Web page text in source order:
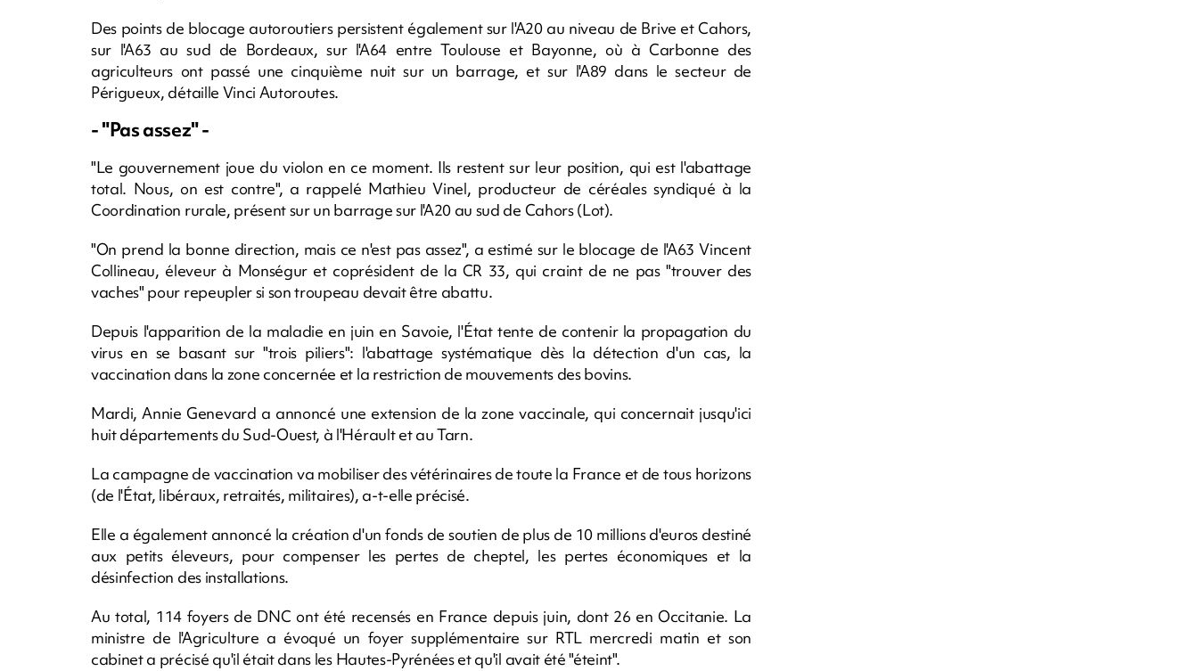
Des points de blocage autoroutiers persistent également sur l'A20 au niveau de Brive et Cahors,
sur l'A63 au sud de Bordeaux, sur l'A64 entre Toulouse et Bayonne, où à Carbonne des
agriculteurs ont passé une cinquième nuit sur un barrage, et sur l'A89 dans le secteur de
Périgueux, détaille Vinci Autoroutes.
- "Pas assez" -
"Le gouvernement joue du violon en ce moment. Ils restent sur leur position, qui est l'abattage
total. Nous, on est contre", a rappelé Mathieu Vinel, producteur de céréales syndiqué à la
Coordination rurale, présent sur un barrage sur l'A20 au sud de Cahors (Lot).
"On prend la bonne direction, mais ce n'est pas assez", a estimé sur le blocage de l'A63 Vincent
Collineau, éleveur à Monségur et coprésident de la CR 33, qui craint de ne pas "trouver des
vaches" pour repeupler si son troupeau devait être abattu.
Depuis l'apparition de la maladie en juin en Savoie, l'État tente de contenir la propagation du
virus en se basant sur "trois piliers": l'abattage systématique dès la détection d'un cas, la
vaccination dans la zone concernée et la restriction de mouvements des bovins.
Mardi, Annie Genevard a annoncé une extension de la zone vaccinale, qui concernait jusqu'ici
huit départements du Sud-Ouest, à l'Hérault et au Tarn.
La campagne de vaccination va mobiliser des vétérinaires de toute la France et de tous horizons
(de l'État, libéraux, retraités, militaires), a-t-elle précisé.
Elle a également annoncé la création d'un fonds de soutien de plus de 10 millions d'euros destiné
aux petits éleveurs, pour compenser les pertes de cheptel, les pertes économiques et la
désinfection des installations.
Au total, 114 foyers de DNC ont été recensés en France depuis juin, dont 26 en Occitanie. La
ministre de l'Agriculture a évoqué un foyer supplémentaire sur RTL mercredi matin et son
cabinet a précisé qu'il était dans les Hautes-Pyrénées et qu'il avait été "éteint".